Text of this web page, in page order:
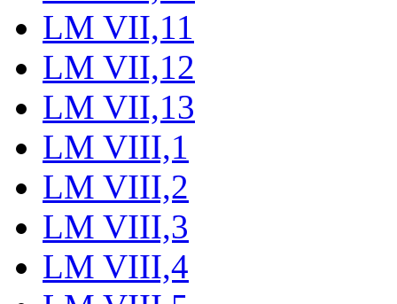
LM VII,11
LM VII,12
LM VII,13
LM VIII,1
LM VIII,2
LM VIII,3
LM VIII,4